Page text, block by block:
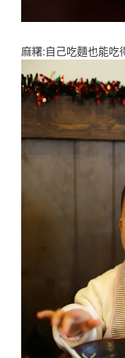
麻糬:自己吃麵也能吃